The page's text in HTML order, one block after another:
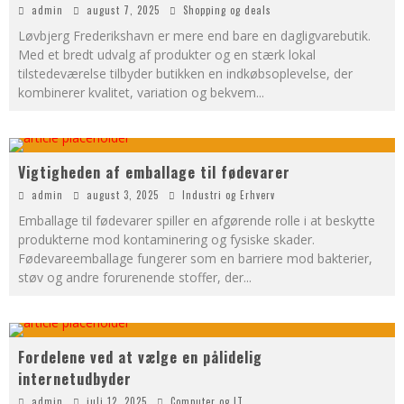
admin august 7, 2025 Shopping og deals
Løvbjerg Frederikshavn er mere end bare en dagligvarebutik.
Med et bredt udvalg af produkter og en stærk lokal
tilstedeværelse tilbyder butikken en indkøbsoplevelse, der
kombinerer kvalitet, variation og bekvem...
Vigtigheden af emballage til fødevarer
admin august 3, 2025 Industri og Erhverv
Emballage til fødevarer spiller en afgørende rolle i at beskytte
produkterne mod kontaminering og fysiske skader.
Fødevareemballage fungerer som en barriere mod bakterier,
støv og andre forurenende stoffer, der...
Fordelene ved at vælge en pålidelig
internetudbyder